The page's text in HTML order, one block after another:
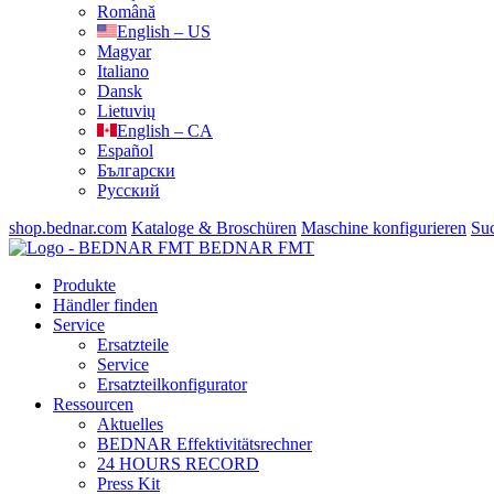
Română
English – US
Magyar
Italiano
Dansk
Lietuvių
English – CA
Español
Български
Русский
shop.bednar.com Kataloge & Broschüren Maschine konfigurieren
BEDNAR FMT
Produkte
Händler finden
Service
Ersatzteile
Service
Ersatzteilkonfigurator
Ressourcen
Aktuelles
BEDNAR Effektivitätsrechner
24 HOURS RECORD
Press Kit